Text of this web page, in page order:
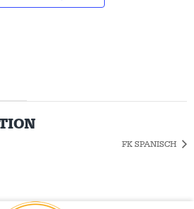
FK SPANISCH